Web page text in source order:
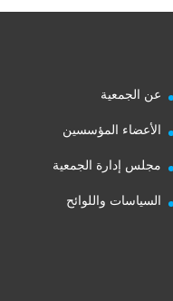
عن الجمعية
الأعضاء المؤسسين
مجلس إدارة الجمعية
السياسات واللوائح